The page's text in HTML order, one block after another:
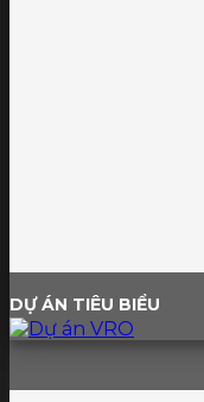
DỰ ÁN TIÊU BIỂU